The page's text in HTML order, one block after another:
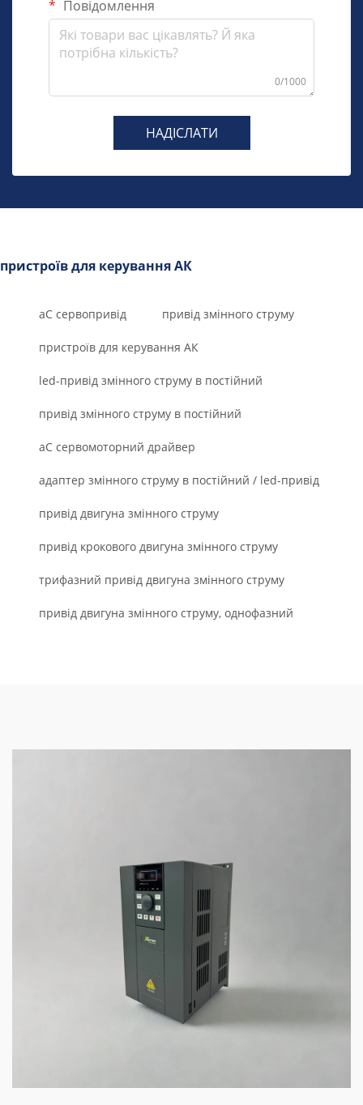
Повідомлення
0/1000
НАДІСЛАТИ
пристроїв для керування АК
аС сервопривід привід змінного струму
пристроїв для керування АК
led-привід змінного струму в постійний
привід змінного струму в постійний
aC сервомоторний драйвер
адаптер змінного струму в постійний / led-привід
привід двигуна змінного струму
привід крокового двигуна змінного струму
трифазний привід двигуна змінного струму
привід двигуна змінного струму, однофазний